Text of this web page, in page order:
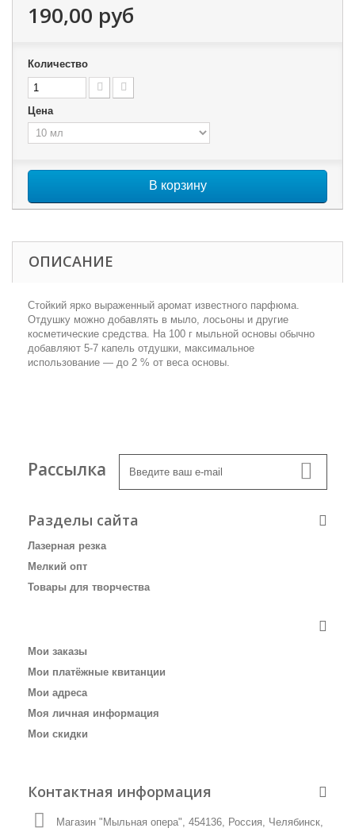
190,00 руб
Количество
Цена
В корзину
ОПИСАНИЕ
Стойкий ярко выраженный аромат известного парфюма.
Отдушку можно добавлять в мыло, лосьоны и другие
косметические средства. На 100 г мыльной основы обычно
добавляют 5-7 капель отдушки, максимальное
использование — до 2 % от веса основы.
Рассылка
Разделы сайта
Лазерная резка
Мелкий опт
Товары для творчества
Мои заказы
Мои платёжные квитанции
Мои адреса
Моя личная информация
Мои скидки
Контактная информация
Магазин "Мыльная опера", 454136, Россия, Челябинск,